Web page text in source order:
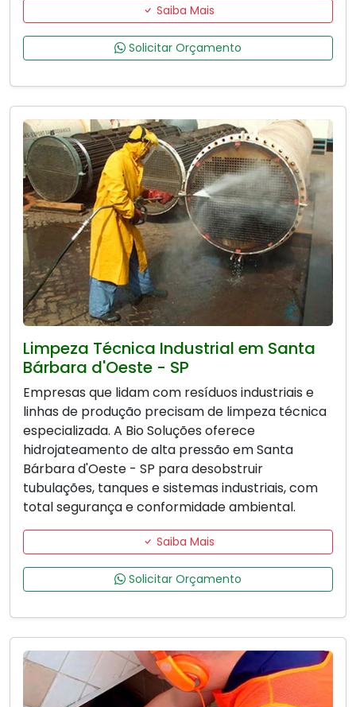
Saiba Mais
Solicitar Orçamento
Limpeza Técnica Industrial em Santa
Bárbara d'Oeste - SP
Empresas que lidam com resíduos industriais e
linhas de produção precisam de limpeza técnica
especializada. A Bio Soluções oferece
hidrojateamento de alta pressão em Santa
Bárbara d'Oeste - SP para desobstruir
tubulações, tanques e sistemas industriais, com
total segurança e conformidade ambiental.
Saiba Mais
Solicitar Orçamento